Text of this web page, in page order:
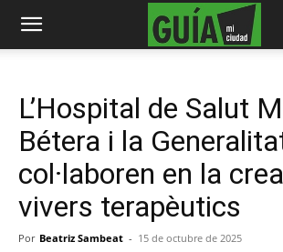
L’Hospital de Salut
Bétera i la
col·laboren en la
vivers terapèutics
Por Beatriz Sambeat - 15 de octubre de 2025